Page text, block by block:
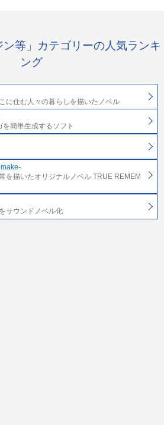
ン等」カテゴリーの人気ランキ
ング
に住む人々の暮らしを描いたノベル
簡単生成するソフト
を描いたオリジナルノベル TRUE REMEM
サウンドノベル化